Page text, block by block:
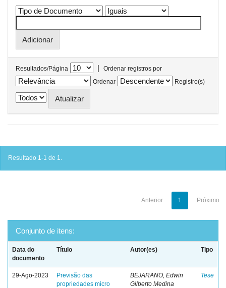
Resultados/Página |
Ordenar registros por
Ordenar
Registro(s)
Resultado 1-1 de 1.
Anterior 1 Próximo
Conjunto de itens:
Data do
documento
Título Autor(es) Tipo
29-Ago-2023
Previsão das
propriedades micro
BEJARANO, Edwin
Gilberto Medina
Tese